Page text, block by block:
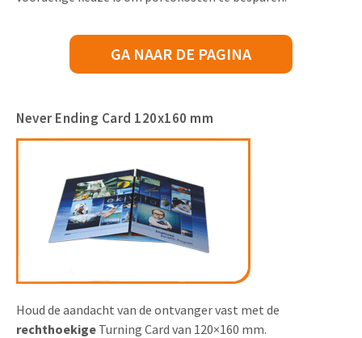
GA NAAR DE PAGINA
Never Ending Card 120x160 mm
Houd de aandacht van de ontvanger vast met de
rechthoekige Turning Card van 120×160 mm.